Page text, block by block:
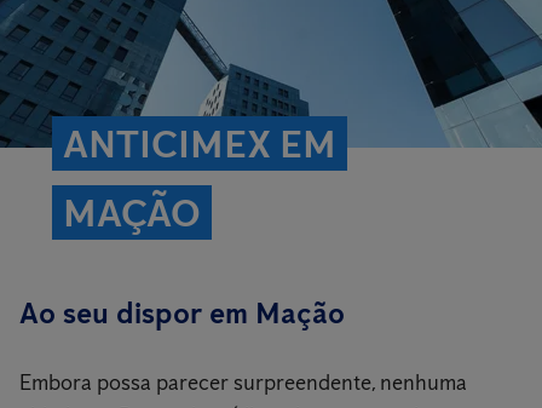
ANTICIMEX EM
MAÇÃO
Ao seu dispor em Mação
Embora possa parecer surpreendente, nenhuma